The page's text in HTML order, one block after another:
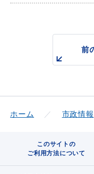
観光・飲食
場面から
妊娠・出産
教育
前
ホーム 市政情報
このサイトの
ご利用方法について